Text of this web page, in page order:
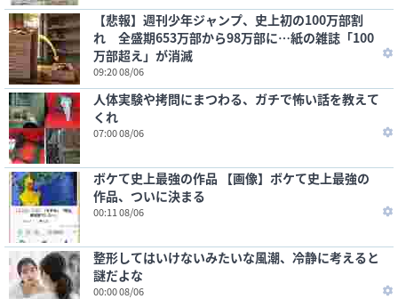
【悲報】週刊少年ジャンプ、史上初の100万部割
れ 全盛期653万部から98万部に…紙の雑誌「100
万部超え」が消滅
09:20 08/06
人体実験や拷問にまつわる、ガチで怖い話を教えて
くれ
07:00 08/06
ボケて史上最強の作品 【画像】ボケて史上最強の
作品、ついに決まる
00:11 08/06
整形してはいけないみたいな風潮、冷静に考えると
謎だよな
00:00 08/06